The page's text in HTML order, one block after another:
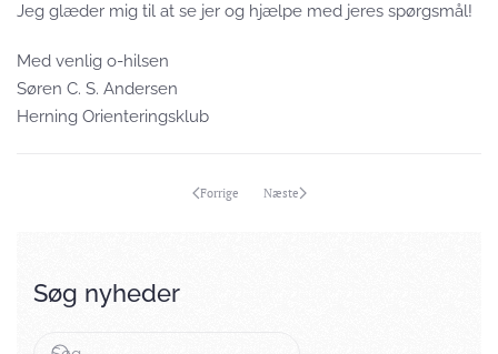
Jeg glæder mig til at se jer og hjælpe med jeres spørgsmål!
Med venlig o-hilsen
Søren C. S. Andersen
Herning Orienteringsklub
Forrige Næste
Søg nyheder